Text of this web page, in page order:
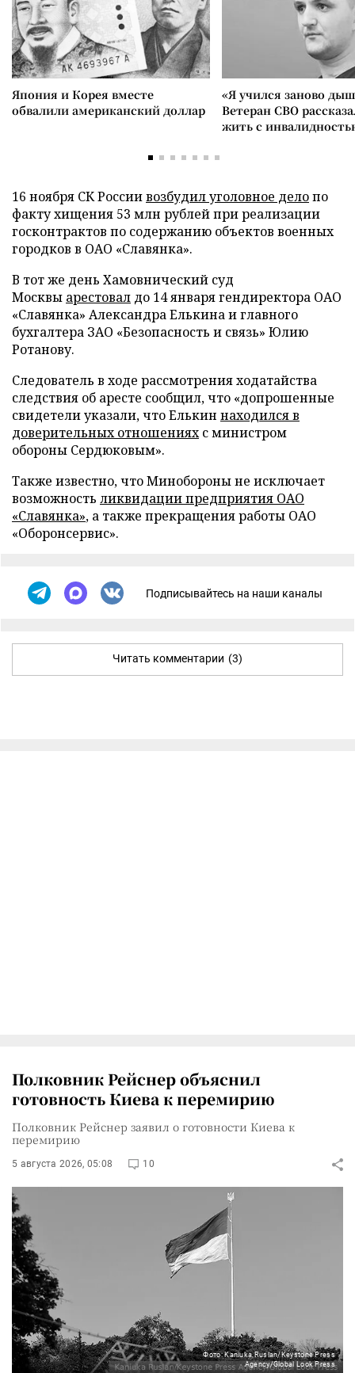
Япония и Корея вместе
обвалили американский доллар
«Я учился заново
Ветеран СВО
жить с
16 ноября СК Россиивозбудил уголовное делопо
факту хищения 53 млн рублей при реализации
госконтрактов по содержанию объектов военных
городков в ОАО «Славянка».
В тот же день Хамовнический суд
Москвы арестовал до 14 января гендиректора ОАО
«Славянка» Александра Елькина и главного
бухгалтера ЗАО «Безопасность и связь» Юлию
Ротанову.
Следователь в ходе рассмотрения ходатайства
следствия об аресте сообщил, что «допрошенные
свидетели указали, что Елькин находился в
доверительных отношенияхс министром
обороны Сердюковым».
Также известно, что Минобороны не исключает
возможность ликвидации предприятия ОАО
«Славянка», а также прекращения работы ОАО
«Оборонсервис».
Подписывайтесь на наши каналы
Читать комментарии (3)
Полковник Рейснер объяснил
готовность Киева к перемирию
Полковник Рейснер заявил о готовности Киева к
перемирию
5 августа 2026, 05:08 10
Фото: Kaniuka Ruslan/Keystone Press
Agency/Global Look Press